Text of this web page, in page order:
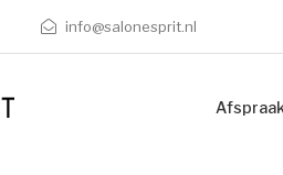
info@salonesprit.nl